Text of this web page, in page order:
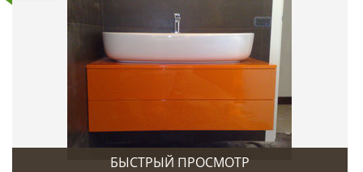
БЫСТРЫЙ ПРОСМОТР